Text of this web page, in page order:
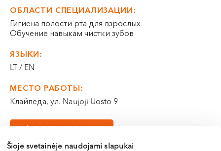
Šioje svetainėje naudojami slapukai
VI 09:00 - 15:00
VII --
Кретинга
ул. J. Basanavičiaus 80
Часы работы:
I-V 08:00 - 20:00
VI, VII --
ОБЛАСТИ СПЕЦИАЛИЗАЦИИ:
Гигиена полости рта для взрослых
Обучение навыкам чистки зубов
ЯЗЫКИ:
LT / EN
МЕСТО РАБОТЫ:
Клайпеда, ул. Naujoji Uosto 9